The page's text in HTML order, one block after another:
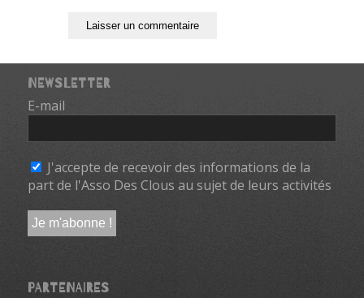
NEWSLETTER
E-mail
J'accepte de recevoir des informations de la
part de l'Asso Des Clous au sujet de leurs activités
PARTENAIRES